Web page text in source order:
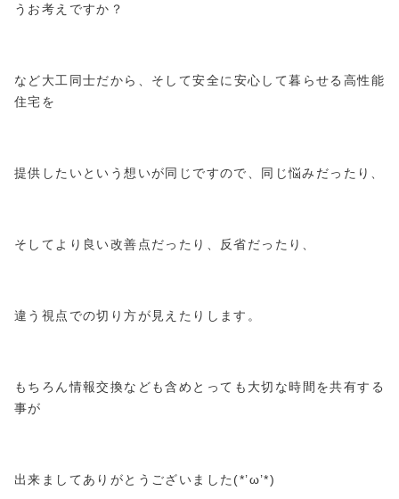
うお考えですか？
など大工同士だから、そして安全に安心して暮らせる高性能
住宅を
提供したいという想いが同じですので、同じ悩みだったり、
そしてより良い改善点だったり、反省だったり、
違う視点での切り方が見えたりします。
もちろん情報交換なども含めとっても大切な時間を共有する
事が
出来ましてありがとうございました(*’ω’*)